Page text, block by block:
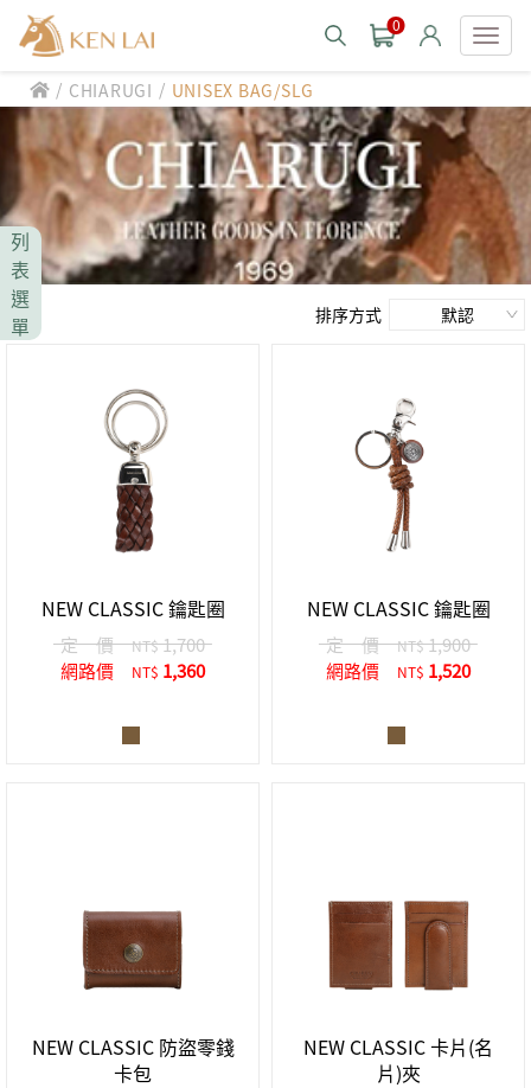
0
款式分類 style
男士包款 MEN'S BAG
男士夾款 MEN'S WALLET
男士皮帶 MEN'S BELT
中性商品 UNISEX BAG/SLG
皮革保養 LEATHER CARE
CHIARUGI
男士包款 MEN'S BAG
男士夾款 MEN'S WALLET
男士皮帶 MEN'S BELT
女士夾款 LADIES' WALLET
中性商品 UNISEX BAG/SLG
關於 CHIARUGI
CUMAR
男士皮帶 MEN'S BELT
女士包款 LADIES' BAG
女士夾款 LADIES' WALLET
中性商品 UNISEX BAG/SLG
Roberta di Camerino
男士夾款 MEN'S WALLET
男士皮帶 MEN'S BELT
女士包款 LADIES' BAG
女士夾款 LADIES' WALLET
中性商品 UNISEX BAG/SLG
關於 Roberta di Camerino
男士包款 MEN'S BAG
男士夾款 MEN'S WALLET
男士皮帶 MEN'S BELT
女士夾款 LADIES' WALLET
中性商品 UNISEX BAG/SLG
關於 THE BRIDGE
期間限定 limited edition
珍藏 THE BRIDGE (TB SPECIAL)
男士包款 MEN'S BAG
男士夾款 MEN'S WALLET
男士皮帶 MEN'S BELT
女士包款 LADIES' BAG
女士夾款 LADIES' WALLET
/ CHIARUGI / UNISEX BAG/SLG
列
表
選
單
排序方式
NEW CLASSIC 鑰匙圈
定 價 NT$1,700
網路價
NT$ 1,360
NEW CLASSIC 鑰匙圈
定 價 NT$1,900
網路價
NT$ 1,520
NEW CLASSIC 防盜零錢
卡包
NEW CLASSIC 卡片(名
片)夾